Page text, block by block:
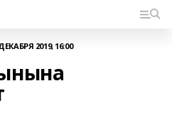
2019, 16:00